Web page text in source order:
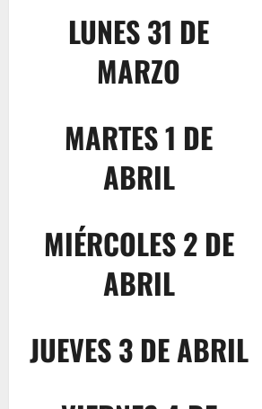
LUNES 31 DE
MARZO
MARTES 1 DE
ABRIL
MIÉRCOLES 2 DE
ABRIL
JUEVES 3 DE ABRIL